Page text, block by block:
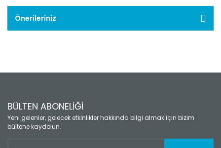
Önerileriniz
BÜLTEN ABONELİĞİ
Yeni gelenler, gelecek etkinlikler hakkında bilgi almak için bizim
bültene kaydolun.